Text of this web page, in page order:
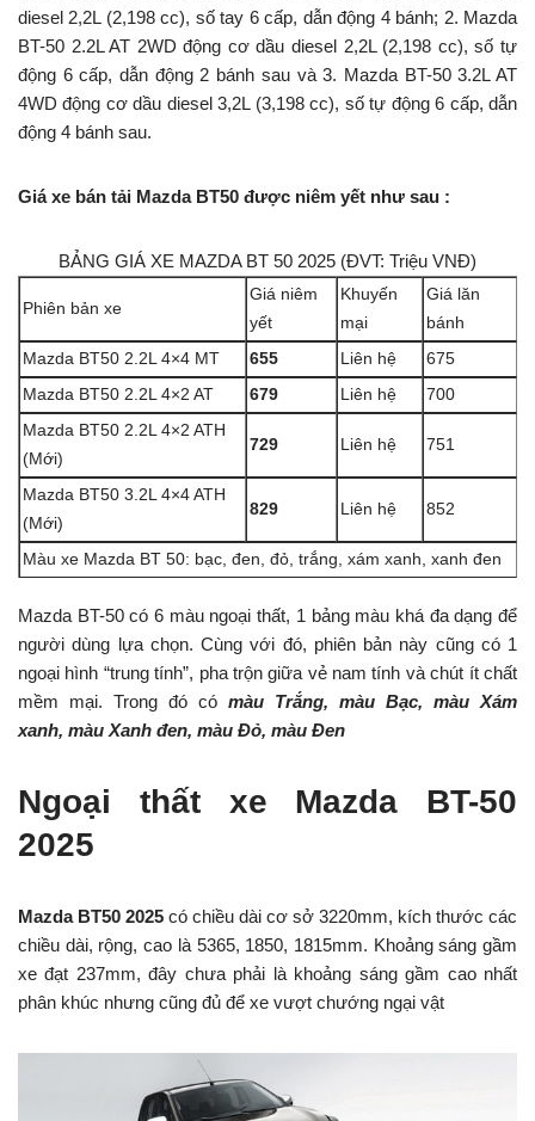
diesel 2,2L (2,198 cc), số tay 6 cấp, dẫn động 4 bánh; 2. Mazda
BT-50 2.2L AT 2WD động cơ dầu diesel 2,2L (2,198 cc), số tự
động 6 cấp, dẫn động 2 bánh sau và 3. Mazda BT-50 3.2L AT
4WD động cơ dầu diesel 3,2L (3,198 cc), số tự động 6 cấp, dẫn
động 4 bánh sau.
Giá xe bán tải Mazda BT50 được niêm yết như sau :
BẢNG GIÁ XE MAZDA BT 50 2025 (ĐVT: Triệu VNĐ)
Phiên bản xe
Giá niêm
yết
Khuyến
mại
Giá lăn
bánh
Mazda BT50 2.2L 4×4 MT
655 Liên hệ
675
Mazda BT50 2.2L 4×2 AT
679 Liên hệ
700
Mazda BT50 2.2L 4×2 ATH
(Mới)
729 Liên hệ 751
Mazda BT50 3.2L 4×4 ATH
(Mới)
829 Liên hệ 852
Màu xe Mazda BT 50: bạc, đen, đỏ, trắng, xám xanh, xanh đen
Mazda BT-50 có 6 màu ngoại thất, 1 bảng màu khá đa dạng để
người dùng lựa chọn. Cùng với đó, phiên bản này cũng có 1
ngoại hình “trung tính”, pha trộn giữa vẻ nam tính và chút ít chất
mềm mại. Trong đó có màu Trắng, màu Bạc, màu Xám
xanh, màu Xanh đen, màu Đỏ, màu Đen
Ngoại thất xe Mazda BT-50
2025
Mazda BT50 2025 có chiều dài cơ sở 3220mm, kích thước các
chiều dài, rộng, cao là 5365, 1850, 1815mm. Khoảng sáng gầm
xe đạt 237mm, đây chưa phải là khoảng sáng gầm cao nhất
phân khúc nhưng cũng đủ để xe vượt chướng ngại vật